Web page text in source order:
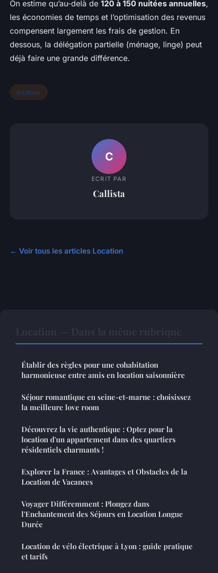
On estime qu’au-delà de 120 à 150 nuitées annuelles,
les économies de temps et l’optimisation des revenus
compensent largement les frais de gestion. En
dessous, la délégation partielle (ménage, linge) peut
déjà faire une grande différence.
location
C
ECRIT PAR
Callista
← Voir tous les articles Location
Établir des règles pour une cohabitation
harmonieuse entre amis en location saisonnière
Séjour romantique en seine-et-marne : choisissez
la meilleure love room
Découvrez la vie authentique : Optez pour la
location d'un appartement dans des quartiers
résidentiels charmants !
Explorer la France : Avantages et Obstacles de la
Location de Vacances
Voyager Différemment : Plongez dans
l'Enchantement des Séjours en Location Longue
Durée
Location de vélo électrique à Lyon : guide pratique
et tarifs